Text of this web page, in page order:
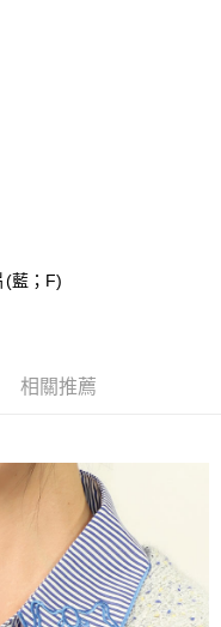
邦商業銀行
際商業銀行
業銀行
（台灣）商業銀行
會自動跳轉到大哥付的交易
款截止日，確認付款後即完
交易確認頁面所載為準。
核未通過，訂單將自動取
哥付你分期系統評分，恕無
支付方式。 讓您購物簡單
。
。
費
(藍；F)
相關推薦